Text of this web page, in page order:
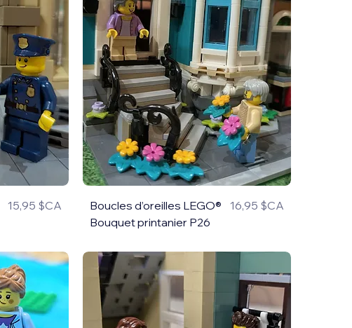
15,95 $CA
Boucles d’oreilles LEGO®
Bouquet printanier P26
16,95 $CA